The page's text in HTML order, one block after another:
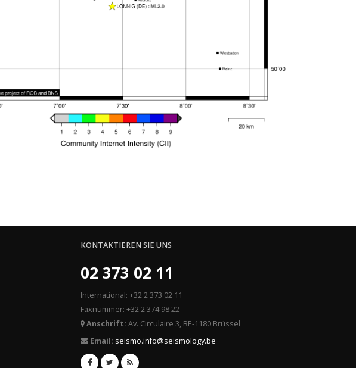
KONTAKTIEREN SIE UNS
02 373 02 11
International: +32 2 373 02 11
Faxnummer: +32 2 374 98 22
Anschrift: Av. Circulaire 3, BE-1180 Brüssel
Email: seismo.info@seismology.be